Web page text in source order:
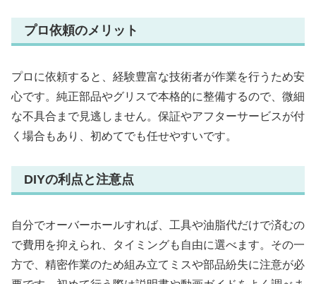
プロ依頼のメリット
プロに依頼すると、経験豊富な技術者が作業を行うため安
心です。純正部品やグリスで本格的に整備するので、微細
な不具合まで見逃しません。保証やアフターサービスが付
く場合もあり、初めてでも任せやすいです。
DIYの利点と注意点
自分でオーバーホールすれば、工具や油脂代だけで済むの
で費用を抑えられ、タイミングも自由に選べます。その一
方で、精密作業のため組み立てミスや部品紛失に注意が必